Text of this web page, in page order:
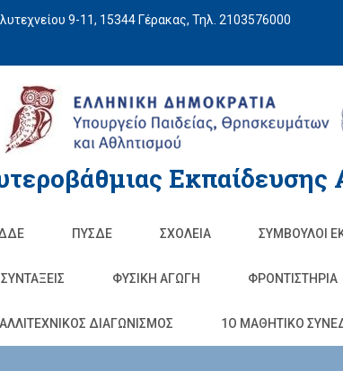
9-11, 15344 Γέρακας, Τηλ. 2103576000
Εκπαίδευσης
ΠΥΣΔΕ ΣΧΟΛΕΊΑ ΣΥΜΒΟΥΛΟΙ
ΣΥΝΤΑΞΕΙΣ ΦΥΣΙΚΉ ΑΓΩΓΉ ΦΡΟΝΤΙΣΤΉΡΙΑ
ΔΙΑΓΩΝΙΣΜΟΣ 1O ΜΑΘΗΤΙΚΟ